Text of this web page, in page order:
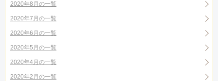
2020年8月の一覧
2020年7月の一覧
2020年6月の一覧
2020年5月の一覧
2020年4月の一覧
2020年2月の一覧